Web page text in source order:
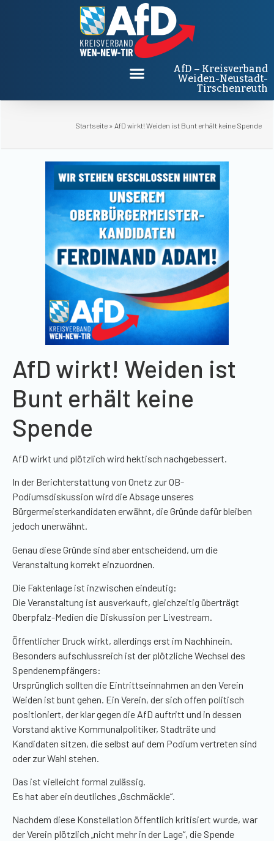
AfD – Kreisverband
Weiden-Neustadt-
Tirschenreuth
Startseite » AfD wirkt! Weiden ist Bunt erhält keine Spende
AfD wirkt! Weiden ist
Bunt erhält keine
Spende
AfD wirkt und plötzlich wird hektisch nachgebessert.
In der Berichterstattung von Onetz zur OB-
Podiumsdiskussion wird die Absage unseres
Bürgermeisterkandidaten erwähnt, die Gründe dafür bleiben
jedoch unerwähnt.
Genau diese Gründe sind aber entscheidend, um die
Veranstaltung korrekt einzuordnen.
Die Faktenlage ist inzwischen eindeutig:
Die Veranstaltung ist ausverkauft, gleichzeitig überträgt
Oberpfalz-Medien die Diskussion per Livestream.
Öffentlicher Druck wirkt, allerdings erst im Nachhinein.
Besonders aufschlussreich ist der plötzliche Wechsel des
Spendenempfängers:
Ursprünglich sollten die Eintrittseinnahmen an den Verein
Weiden ist bunt gehen. Ein Verein, der sich offen politisch
positioniert, der klar gegen die AfD auftritt und in dessen
Vorstand aktive Kommunalpolitiker, Stadträte und
Kandidaten sitzen, die selbst auf dem Podium vertreten sind
oder zur Wahl stehen.
Das ist vielleicht formal zulässig.
Es hat aber ein deutliches „Gschmäckle“.
Nachdem diese Konstellation öffentlich kritisiert wurde, war
der Verein plötzlich „nicht mehr in der Lage“, die Spende